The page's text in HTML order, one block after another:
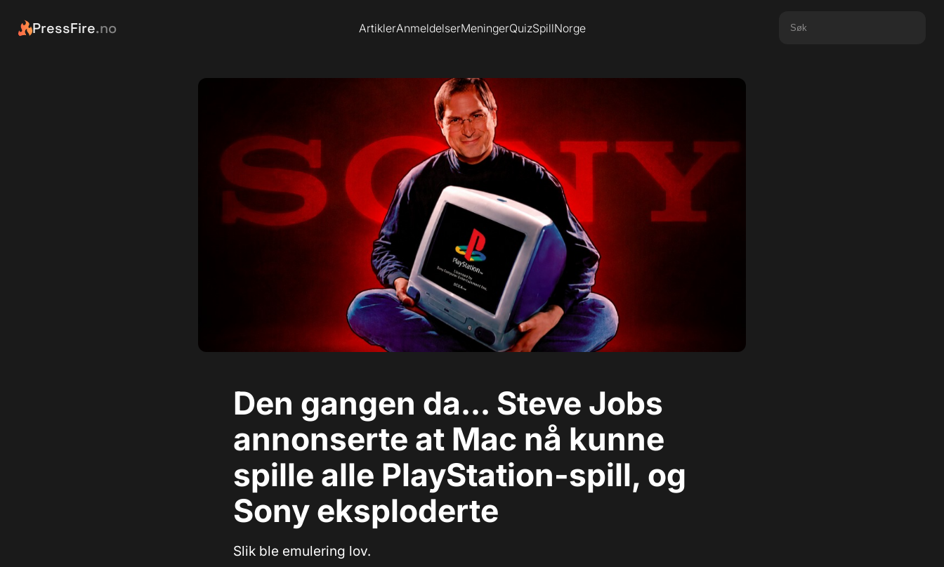
PressFire.no ArtiklerAnmeldelserMeningerQuizSpillNorge
Den gangen da... Steve Jobs
annonserte at Mac nå kunne
spille alle PlayStation-spill, og
Sony eksploderte
Slik ble emulering lov.